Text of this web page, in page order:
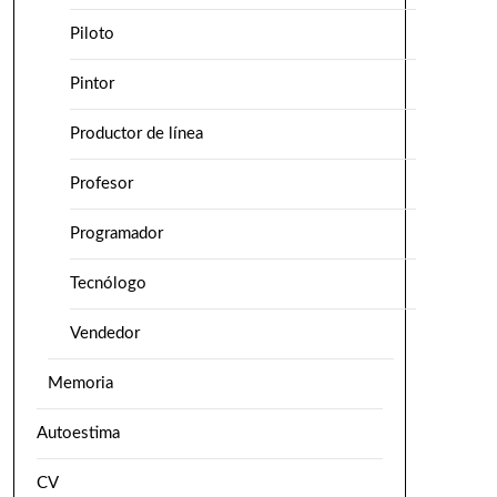
Piloto
Pintor
Productor de línea
Profesor
Programador
Tecnólogo
Vendedor
Memoria
Autoestima
CV